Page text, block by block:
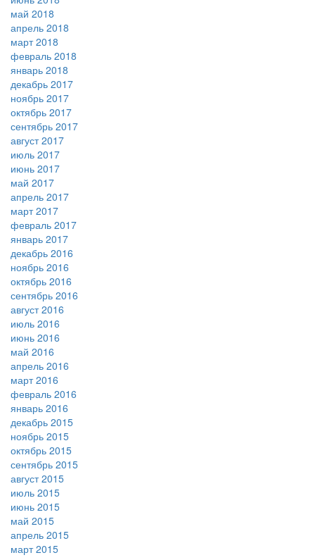
май 2018
апрель 2018
март 2018
февраль 2018
январь 2018
декабрь 2017
ноябрь 2017
октябрь 2017
сентябрь 2017
август 2017
июль 2017
июнь 2017
май 2017
апрель 2017
март 2017
февраль 2017
январь 2017
декабрь 2016
ноябрь 2016
октябрь 2016
сентябрь 2016
август 2016
июль 2016
июнь 2016
май 2016
апрель 2016
март 2016
февраль 2016
январь 2016
декабрь 2015
ноябрь 2015
октябрь 2015
сентябрь 2015
август 2015
июль 2015
июнь 2015
май 2015
апрель 2015
март 2015